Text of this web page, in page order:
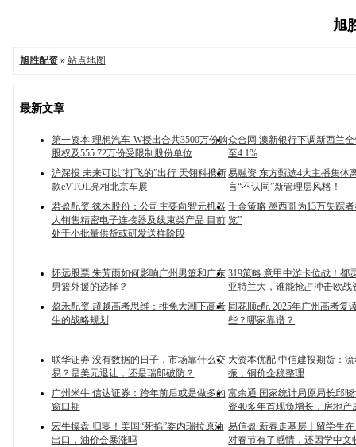
旭
旭胜配资» 站点地图
最新文章
第一资本 理想汽车-W授出合共3500万份购
股权及555.72万份受限制股份单位
众合网 澳新银行下调新西兰
至4.1%
沪深投 未来可以“打飞的”出行 天翎科携新
款eVTOL亮相北京车展
易融资 东方甄选4大主播集体
言“不认同”新管理层风格！
君盈配资 徕木股份：公司主要向智元机器
人销售精密电子连接器及线束类产品 目前
处于小批量供货或研发送样阶段
千金策略 墨西哥为13万失踪
览”
怀远股票 朱芳雨如何影响广州男篮和广东
男篮外援的选择？
319策略 意甲中游卡位战！都
亚特兰大，谁能抢占冲击欧战
盈禾配资 超越高考思维：推免大潮下高考
生的战略规划
同花顺e配 2025年广州高考复
些？哪家靠谱？
联华证券 没有数据的日子，市场靠什么交
易？是美元退让，还是瑞郎破防？
大资本优配 中信建投期货：
振，铜价企稳整理
广州米牛 信达证券：跨年前后或是做多的
窗口期
富余通 国家统计局原局长邱
资40多年首现负增长，房地产
宏牛操盘 归零！美国“死掐”委内瑞拉原油
出口，油价会暴涨吗
易信盈 新春走基层｜留学生
对春节有了感情，还因学中文